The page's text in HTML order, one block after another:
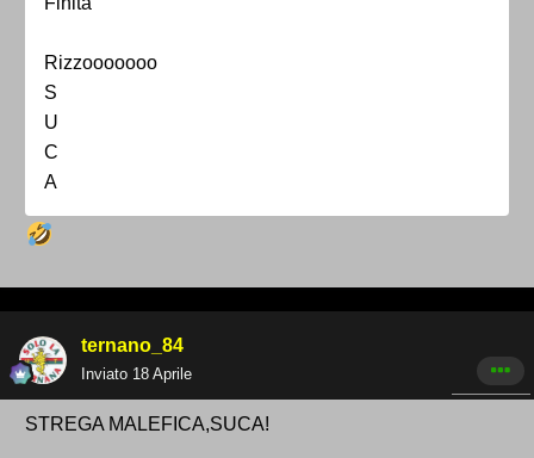
Rizzooooooo
S
U
C
A
ternano_84
Inviato 18 Aprile
STREGA MALEFICA,SUCA!